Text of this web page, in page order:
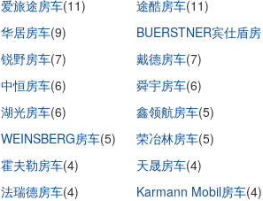
爱旅途房车(11) 途酷房车(11)
华居房车(9)
BUERSTNER宾仕盾房
车(9)
锐野房车(7) 戴德房车(7)
中恒房车(6) 舜宇房车(6)
湖光房车(6) 鑫领航房车(5)
WEINSBERG房车(5) 荣冶林房车(5)
霍夫勒房车(4) 天晟房车(4)
法瑞德房车(4) Karmann Mobil房车(4)